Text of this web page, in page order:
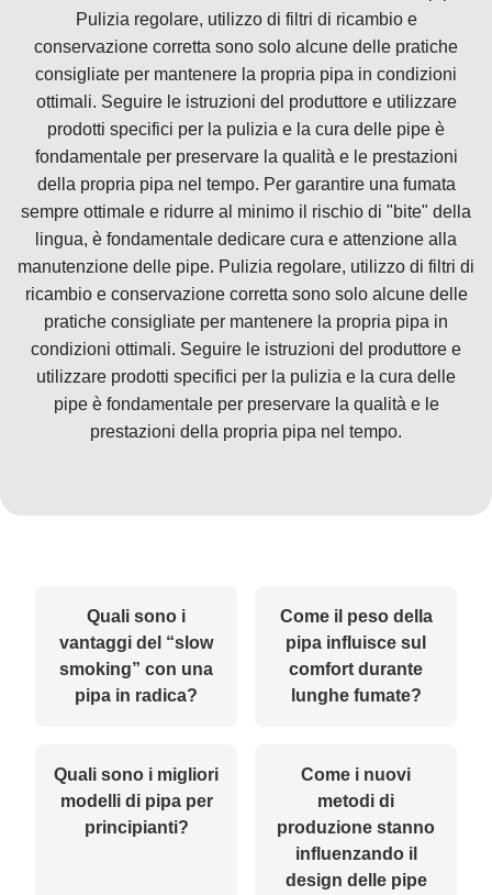
Pulizia regolare, utilizzo di filtri di ricambio e
conservazione corretta sono solo alcune delle pratiche
consigliate per mantenere la propria pipa in condizioni
ottimali. Seguire le istruzioni del produttore e utilizzare
prodotti specifici per la pulizia e la cura delle pipe è
fondamentale per preservare la qualità e le prestazioni
della propria pipa nel tempo. Per garantire una fumata
sempre ottimale e ridurre al minimo il rischio di "bite" della
lingua, è fondamentale dedicare cura e attenzione alla
manutenzione delle pipe. Pulizia regolare, utilizzo di filtri di
ricambio e conservazione corretta sono solo alcune delle
pratiche consigliate per mantenere la propria pipa in
condizioni ottimali. Seguire le istruzioni del produttore e
utilizzare prodotti specifici per la pulizia e la cura delle
pipe è fondamentale per preservare la qualità e le
prestazioni della propria pipa nel tempo.
Quali sono i
vantaggi del “slow
smoking” con una
pipa in radica?
Come il peso della
pipa influisce sul
comfort durante
lunghe fumate?
Quali sono i migliori
modelli di pipa per
principianti?
Come i nuovi
metodi di
produzione stanno
influenzando il
design delle pipe